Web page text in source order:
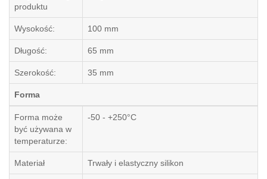
produktu
Wysokość: 100 mm
Długość: 65 mm
Szerokość: 35 mm
Forma
Forma może
być używana w
temperaturze:
-50 - +250°C
Materiał Trwały i elastyczny silikon